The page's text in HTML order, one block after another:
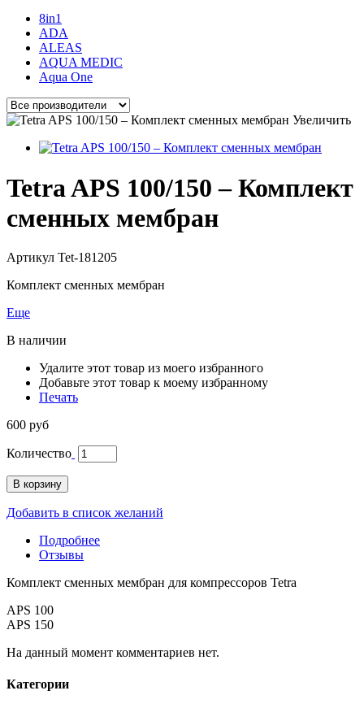
8in1
ADA
ALEAS
AQUA MEDIC
Aqua One
Увеличить
Tetra APS 100/150 – Комплект
сменных мембран
Артикул Tet-181205
Комплект сменных мембран
Еще
В наличии
Удалите этот товар из моего избранного
Добавьте этот товар к моему избранному
Печать
600 руб
Количество
В корзину
Добавить в список желаний
Подробнее
Отзывы
Комплект сменных мембран для компрессоров Tetra
APS 100
APS 150
На данный момент комментариев нет.
Категории